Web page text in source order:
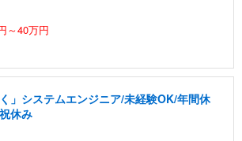
～40万円
」システムエンジニア/未経験OK/年間休
休み